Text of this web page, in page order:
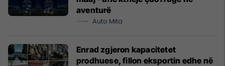
aventurë
Auto Mita
Enrad zgjeron kapacitetet
prodhuese, fillon eksportin edhe në